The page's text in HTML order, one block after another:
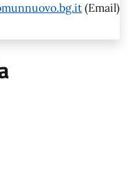
(Email)